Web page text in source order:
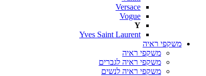
Versace
Vogue
Y
Yves Saint Laurent
משקפי ראיה
משקפי ראיה
משקפי ראיה לגברים
משקפי ראיה לנשים